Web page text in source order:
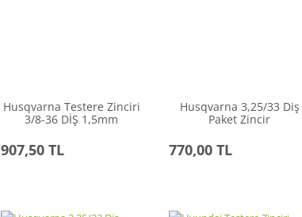
Husqvarna Testere Zinciri
3/8-36 DİŞ 1,5mm
907,50 TL
Husqvarna 3,25/33 Diş
Paket Zincir
770,00 TL